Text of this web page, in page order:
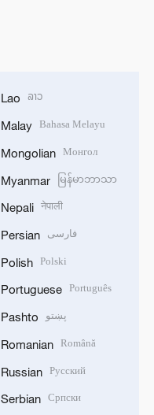
Lao ລາວ
Malay Bahasa Melayu
Mongolian Монгол
Myanmar မြန်မာဘာသာ
Nepali नेपाली
Persian فارسی
Polish Polski
Portuguese Português
Pashto پښتو
Romanian Română
Russian Русский
Serbian Српски